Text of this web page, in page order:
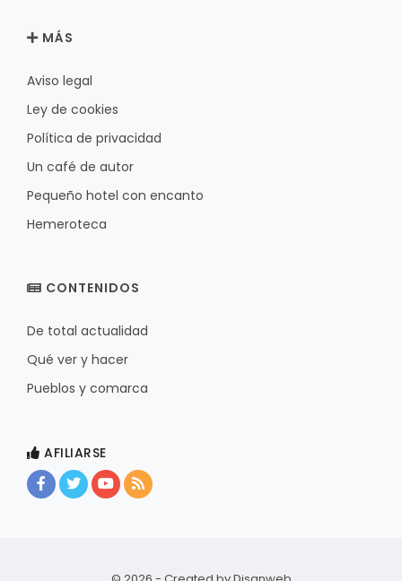
MÁS
Aviso legal
Ley de cookies
Política de privacidad
Un café de autor
Pequeño hotel con encanto
Hemeroteca
CONTENIDOS
De total actualidad
Qué ver y hacer
Pueblos y comarca
AFILIARSE